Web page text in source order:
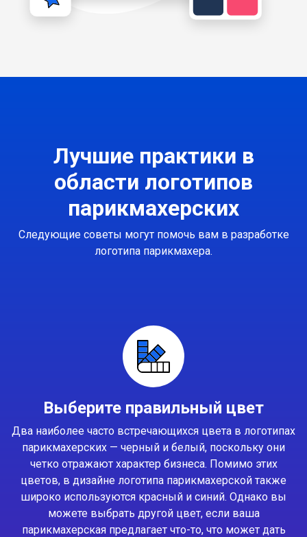
Лучшие практики в
области логотипов
парикмахерских
Следующие советы могут помочь вам в разработке
логотипа парикмахера.
Выберите правильный цвет
Два наиболее часто встречающихся цвета в логотипах
парикмахерских — черный и белый, поскольку они
четко отражают характер бизнеса. Помимо этих
цветов, в дизайне логотипа парикмахерской также
широко используются красный и синий. Однако вы
можете выбрать другой цвет, если ваша
парикмахерская предлагает что-то, что может дать